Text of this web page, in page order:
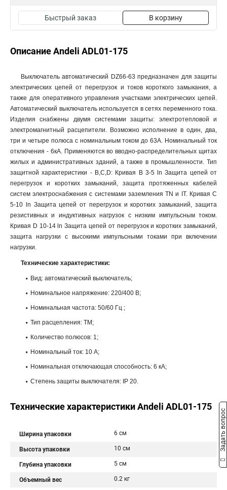
Быстрый заказ В корзину
Описание Andeli ADL01-175
Выключатель автоматический DZ66-63 предназначен для защиты
электрических цепей от перегрузок и токов короткого замыкания, а
также для оперативного управления участками электрических цепей.
Автоматический выключатель используется в сетях переменного тока.
Изделия снабжены двумя системами защиты: электротепловой и
электромагнитный расцепители. Возможно исполнение в один, два,
три и четыре полюса с номинальным током до 63А. Номинальный ток
отключения - 6кА. Применяются во вводно-распределительных щитах
жилых и административных зданий, а также в промышленности. Тип
защитной характеристики - B,C,D: Кривая В 3-5 ln Защита цепей от
перегрузок и коротких замыканий, защита протяженных кабелей
систем электроснабжения с системами заземления TN и IT. Кривая С
5-10 ln Защита цепей от перегрузок и коротких замыканий, защита
резистивных и индуктивных нагрузок с низким импульсным током.
Кривая D 10-14 ln Защита цепей от перегрузок и коротких замыканий,
защита нагрузки с высокими импульсными токами при включении
нагрузки.
Технические характеристики:
Вид: автоматический выключатель;
Номинальное напряжение: 220/400 В;
Номинальная частота: 50/60 Гц ;
Тип расцепления: ТМ;
Количество полюсов: 1;
Номинальный ток: 10 A;
Номинальная отключающая способность: 6 кА;
Степень защиты выключателя: IP 20.
Технические характеристики Andeli ADL01-175
Ширина упаковки 6 см
Высота упаковки 10 см
Глубина упаковки 5 см
Объемный вес 0.2 кг
Задать вопрос